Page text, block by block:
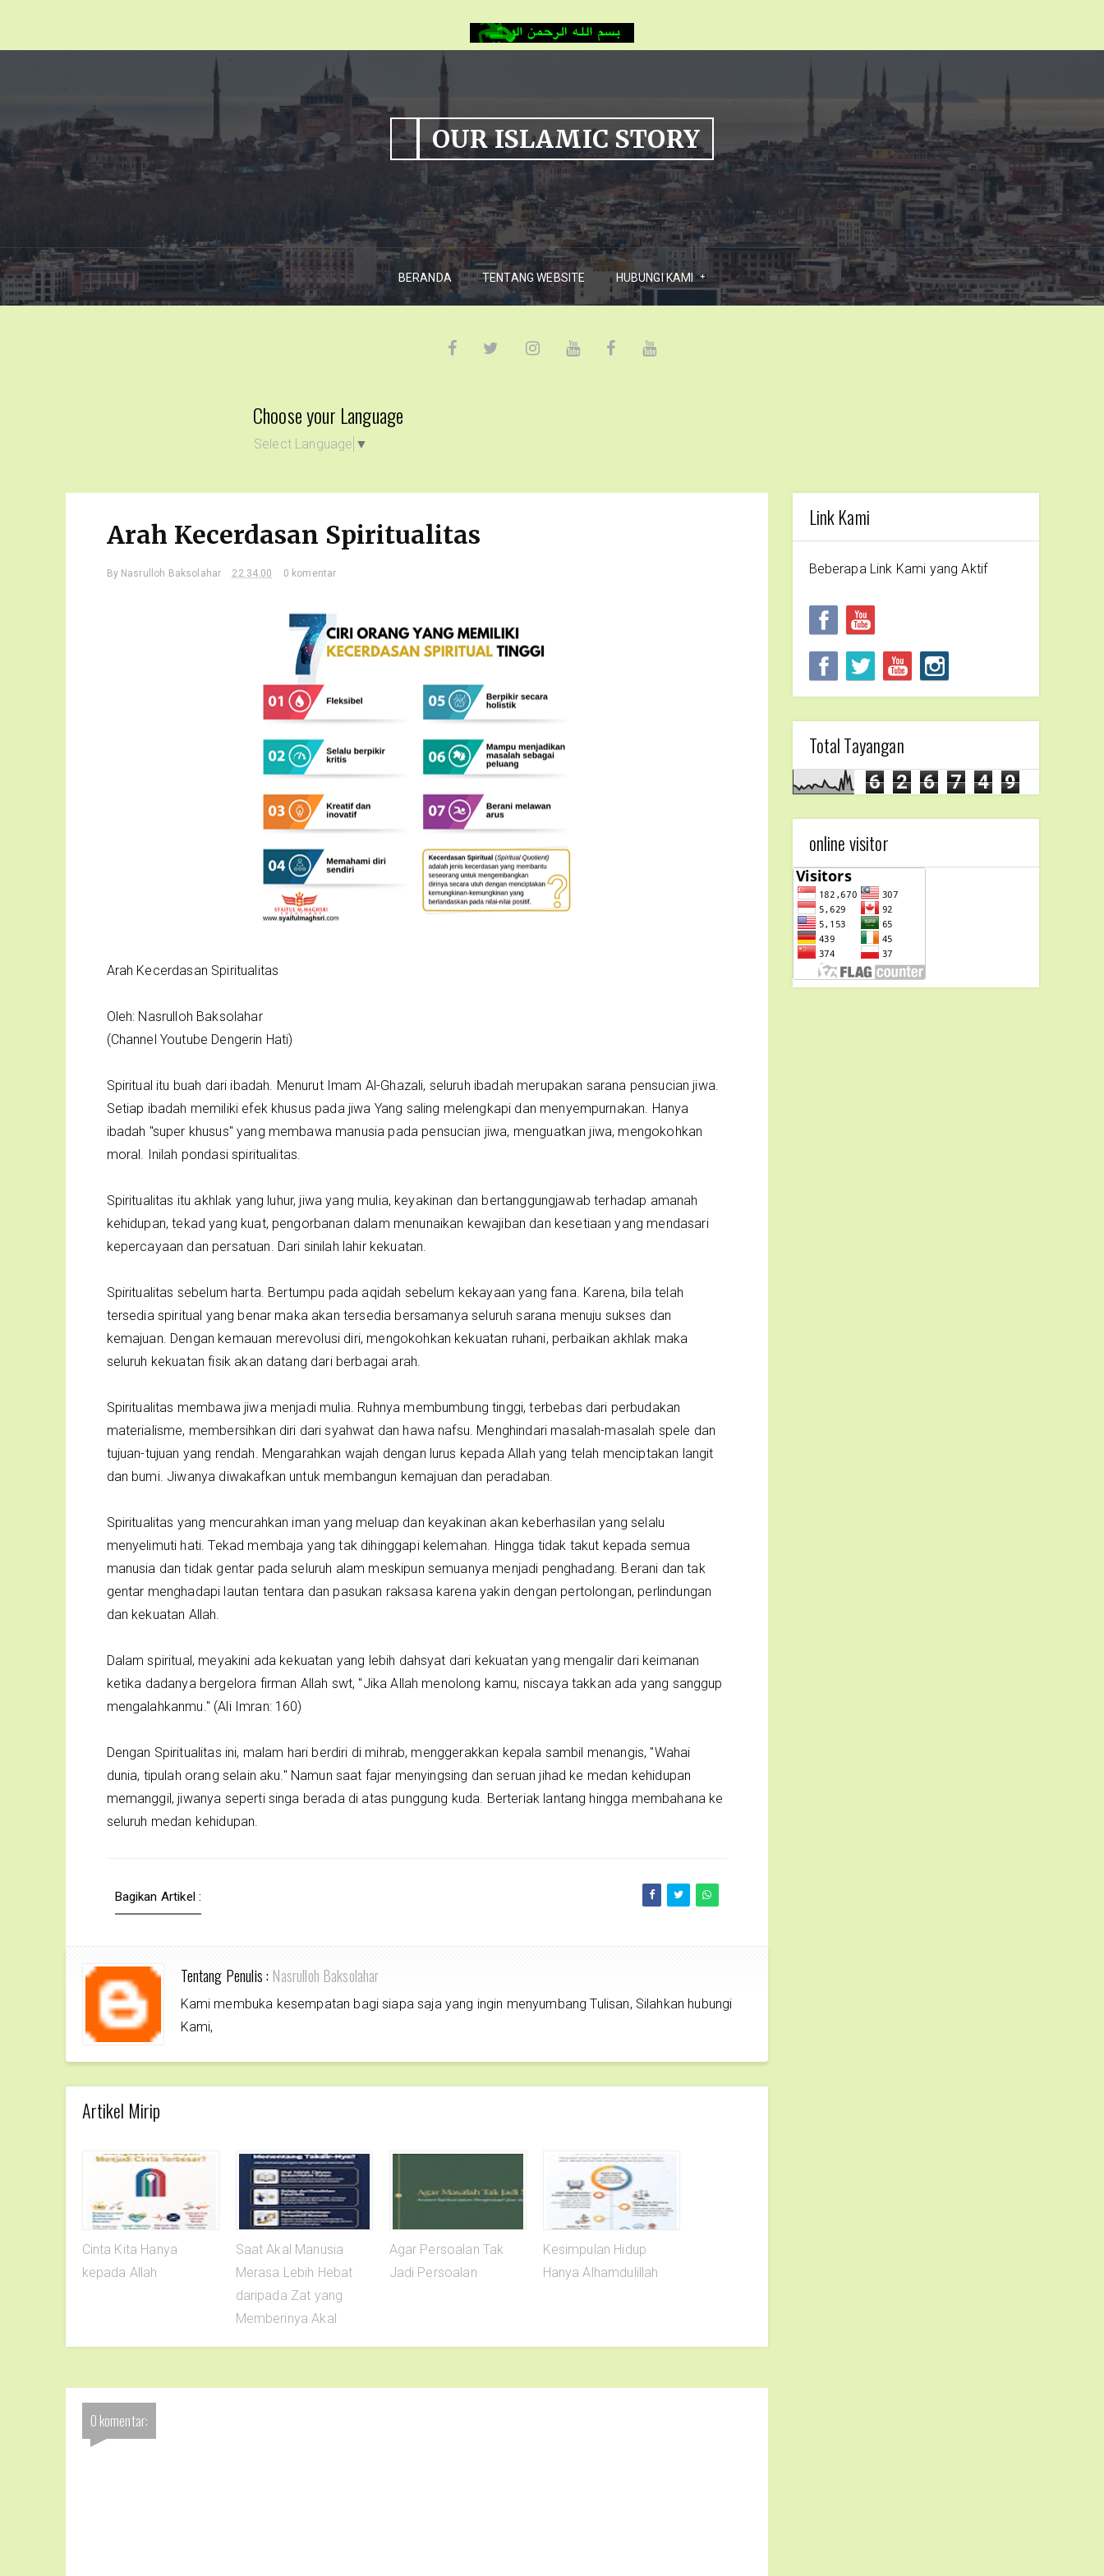
OUR ISLAMIC STORY
BERANDA TENTANG WEBSITE HUBUNGI KAMI
Choose your Language
Select Language ▼
Arah Kecerdasan Spiritualitas
By Nasrulloh Baksolahar 22.34.00 0 komentar
Arah Kecerdasan Spiritualitas
Oleh: Nasrulloh Baksolahar
(Channel Youtube Dengerin Hati)
Spiritual itu buah dari ibadah. Menurut Imam Al-Ghazali, seluruh ibadah merupakan sarana pensucian jiwa.
Setiap ibadah memiliki efek khusus pada jiwa Yang saling melengkapi dan menyempurnakan. Hanya
ibadah "super khusus" yang membawa manusia pada pensucian jiwa, menguatkan jiwa, mengokohkan
moral. Inilah pondasi spiritualitas.
Spiritualitas itu akhlak yang luhur, jiwa yang mulia, keyakinan dan bertanggungjawab terhadap amanah
kehidupan, tekad yang kuat, pengorbanan dalam menunaikan kewajiban dan kesetiaan yang mendasari
kepercayaan dan persatuan. Dari sinilah lahir kekuatan.
Spiritualitas sebelum harta. Bertumpu pada aqidah sebelum kekayaan yang fana. Karena, bila telah
tersedia spiritual yang benar maka akan tersedia bersamanya seluruh sarana menuju sukses dan
kemajuan. Dengan kemauan merevolusi diri, mengokohkan kekuatan ruhani, perbaikan akhlak maka
seluruh kekuatan fisik akan datang dari berbagai arah.
Spiritualitas membawa jiwa menjadi mulia. Ruhnya membumbung tinggi, terbebas dari perbudakan
materialisme, membersihkan diri dari syahwat dan hawa nafsu. Menghindari masalah-masalah spele dan
tujuan-tujuan yang rendah. Mengarahkan wajah dengan lurus kepada Allah yang telah menciptakan langit
dan bumi. Jiwanya diwakafkan untuk membangun kemajuan dan peradaban.
Spiritualitas yang mencurahkan iman yang meluap dan keyakinan akan keberhasilan yang selalu
menyelimuti hati. Tekad membaja yang tak dihinggapi kelemahan. Hingga tidak takut kepada semua
manusia dan tidak gentar pada seluruh alam meskipun semuanya menjadi penghadang. Berani dan tak
gentar menghadapi lautan tentara dan pasukan raksasa karena yakin dengan pertolongan, perlindungan
dan kekuatan Allah.
Dalam spiritual, meyakini ada kekuatan yang lebih dahsyat dari kekuatan yang mengalir dari keimanan
ketika dadanya bergelora firman Allah swt, "Jika Allah menolong kamu, niscaya takkan ada yang sanggup
mengalahkanmu." (Ali Imran: 160)
Dengan Spiritualitas ini, malam hari berdiri di mihrab, menggerakkan kepala sambil menangis, "Wahai
dunia, tipulah orang selain aku." Namun saat fajar menyingsing dan seruan jihad ke medan kehidupan
memanggil, jiwanya seperti singa berada di atas punggung kuda. Berteriak lantang hingga membahana ke
seluruh medan kehidupan.
Bagikan Artikel :
Tentang Penulis : Nasrulloh Baksolahar
Kami membuka kesempatan bagi siapa saja yang ingin menyumbang Tulisan, Silahkan hubungi
Kami,
Artikel Mirip
Cinta Kita Hanya
kepada Allah
Saat Akal Manusia
Merasa Lebih Hebat
daripada Zat yang
Memberinya Akal
Agar Persoalan Tak
Jadi Persoalan
Kesimpulan Hidup
Hanya Alhamdulillah
0 komentar:
Link Kami
Beberapa Link Kami yang Aktif
Total Tayangan
6 2 6 7 4 9
online visitor